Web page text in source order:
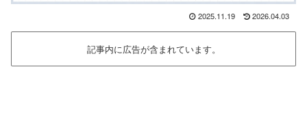
2025.11.19 2026.04.03
記事内に広告が含まれています。